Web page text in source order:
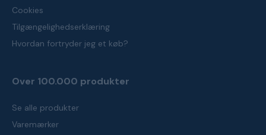
Cookies
Tilgængelighedserklæring
Hvordan fortryder jeg et køb?
Over 100.000 produkter
Se alle produkter
Varemærker